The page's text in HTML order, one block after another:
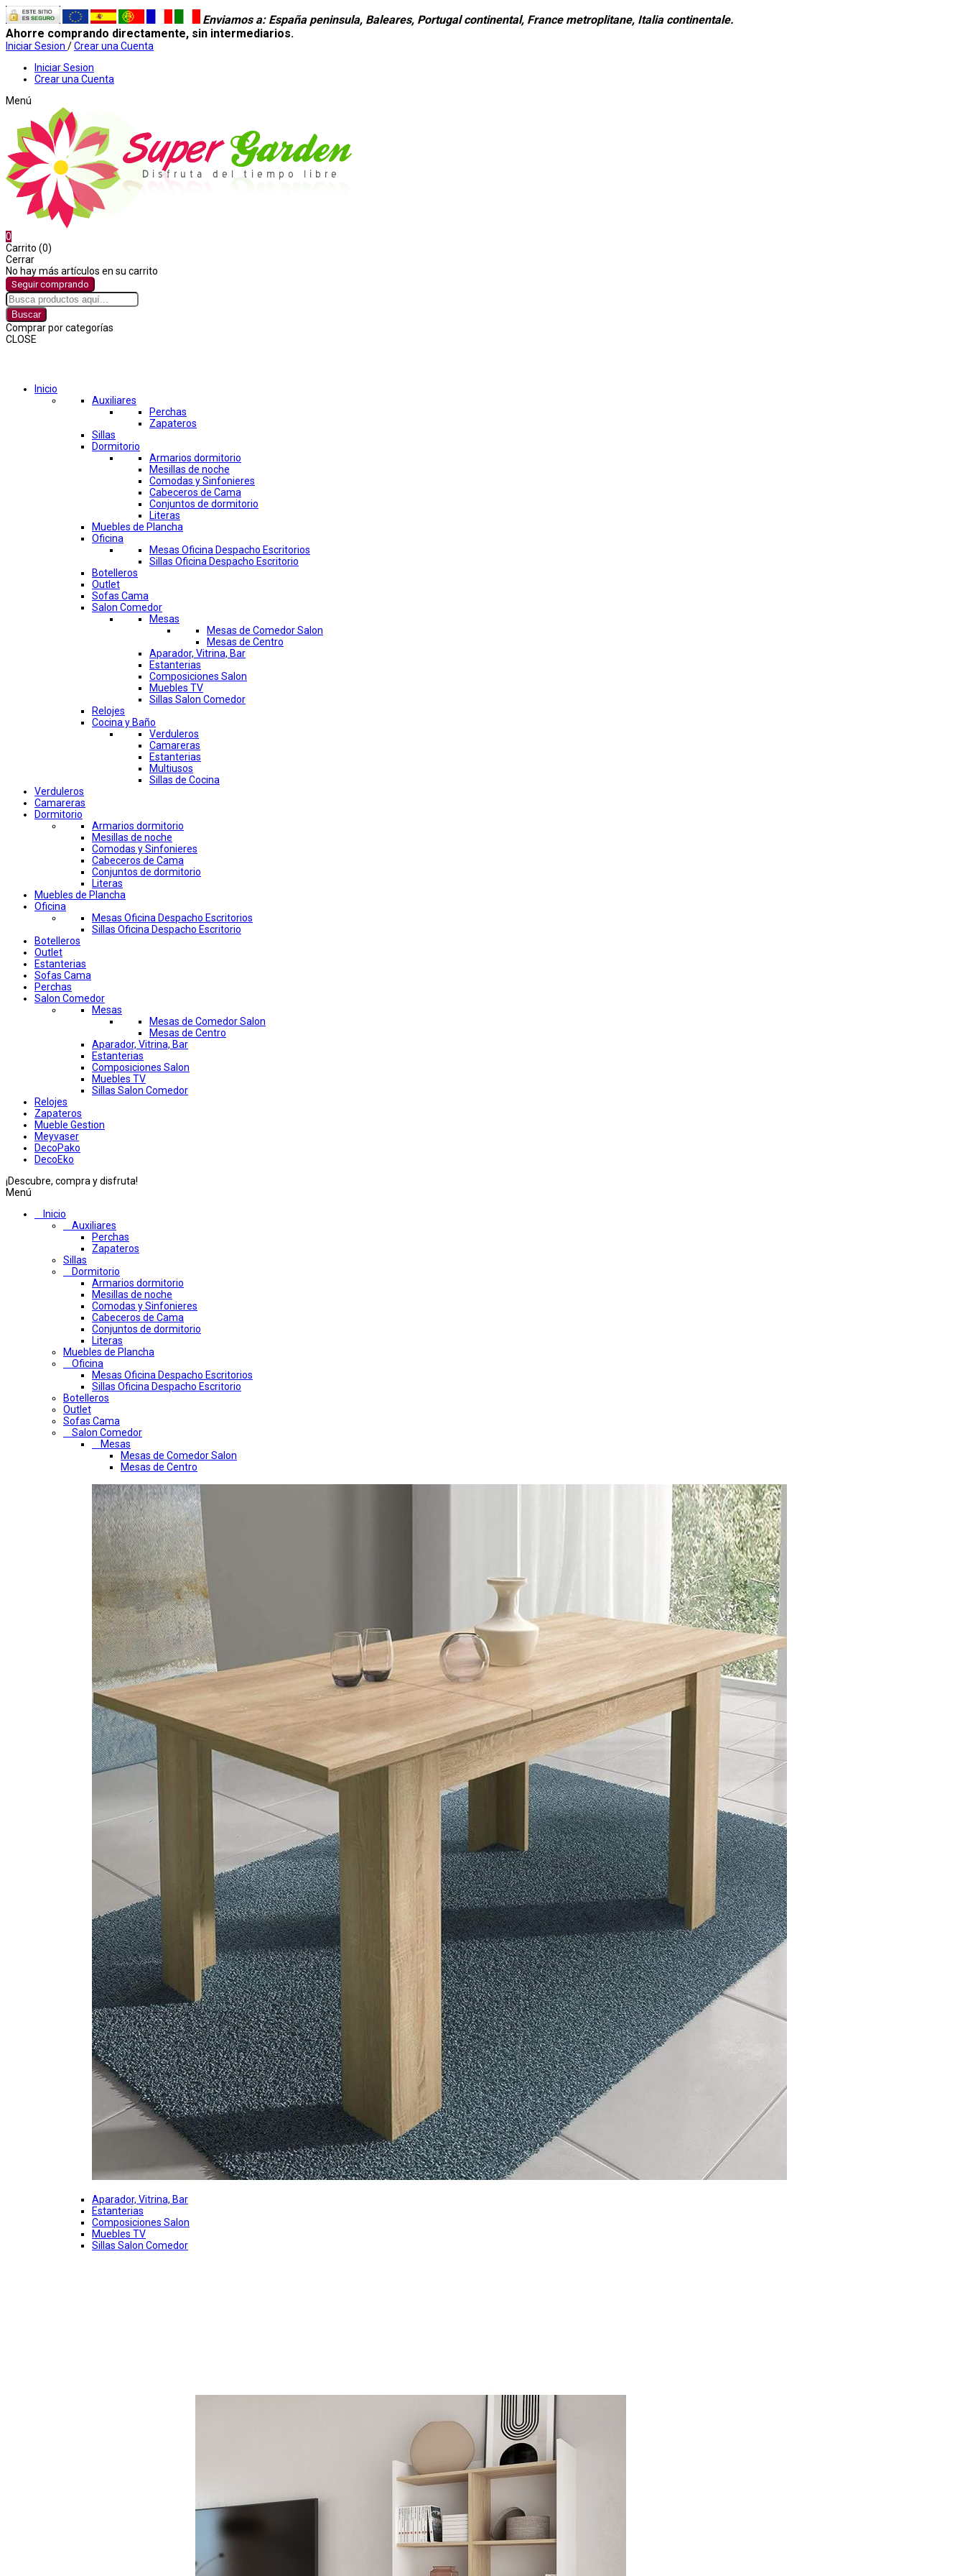
Enviamos a: España peninsula, Baleares, Portugal continental, France metroplitane, Italia continentale.
Ahorre comprando directamente, sin intermediarios.
Iniciar Sesion /Crear una Cuenta
Iniciar Sesion
Crear una Cuenta
Menú
0
Carrito (0)
Cerrar
No hay más artículos en su carrito
Seguir comprando
Buscar
Comprar por categorías
CLOSE
Inicio
Auxiliares
Perchas
Zapateros
Sillas
Dormitorio
Armarios dormitorio
Mesillas de noche
Comodas y Sinfonieres
Cabeceros de Cama
Conjuntos de dormitorio
Literas
Muebles de Plancha
Oficina
Mesas Oficina Despacho Escritorios
Sillas Oficina Despacho Escritorio
Botelleros
Outlet
Sofas Cama
Salon Comedor
Mesas
Mesas de Comedor Salon
Mesas de Centro
Aparador, Vitrina, Bar
Estanterias
Composiciones Salon
Muebles TV
Sillas Salon Comedor
Relojes
Cocina y Baño
Verduleros
Camareras
Estanterias
Multiusos
Sillas de Cocina
Verduleros
Camareras
Dormitorio
Armarios dormitorio
Mesillas de noche
Comodas y Sinfonieres
Cabeceros de Cama
Conjuntos de dormitorio
Literas
Muebles de Plancha
Oficina
Mesas Oficina Despacho Escritorios
Sillas Oficina Despacho Escritorio
Botelleros
Outlet
Estanterias
Sofas Cama
Perchas
Salon Comedor
Mesas
Mesas de Comedor Salon
Mesas de Centro
Aparador, Vitrina, Bar
Estanterias
Composiciones Salon
Muebles TV
Sillas Salon Comedor
Relojes
Zapateros
Mueble Gestion
Meyvaser
DecoPako
DecoEko
¡Descubre, compra y disfruta!
Menú
Inicio
Auxiliares
Perchas
Zapateros
Sillas
Dormitorio
Armarios dormitorio
Mesillas de noche
Comodas y Sinfonieres
Cabeceros de Cama
Conjuntos de dormitorio
Literas
Muebles de Plancha
Oficina
Mesas Oficina Despacho Escritorios
Sillas Oficina Despacho Escritorio
Botelleros
Outlet
Sofas Cama
Salon Comedor
Mesas
Mesas de Comedor Salon
Mesas de Centro
Aparador, Vitrina, Bar
Estanterias
Composiciones Salon
Muebles TV
Sillas Salon Comedor